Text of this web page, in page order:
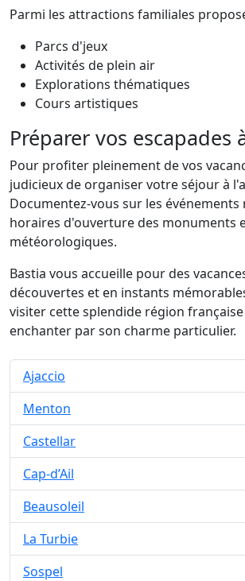
Parmi les attractions familiales
Parcs d'jeux
Activités de plein air
Explorations thématiques
Cours artistiques
Préparer vos escapades
Pour profiter pleinement de vos
judicieux de organiser votre séjour à
Documentez-vous sur les événements
horaires d'ouverture des monuments
météorologiques.
Bastia vous accueille pour des
découvertes et en instants
visiter cette splendide région française
enchanter par son charme particulier.
Ajaccio
Menton
Castellar
Cap-d’Ail
Beausoleil
La Turbie
Sospel